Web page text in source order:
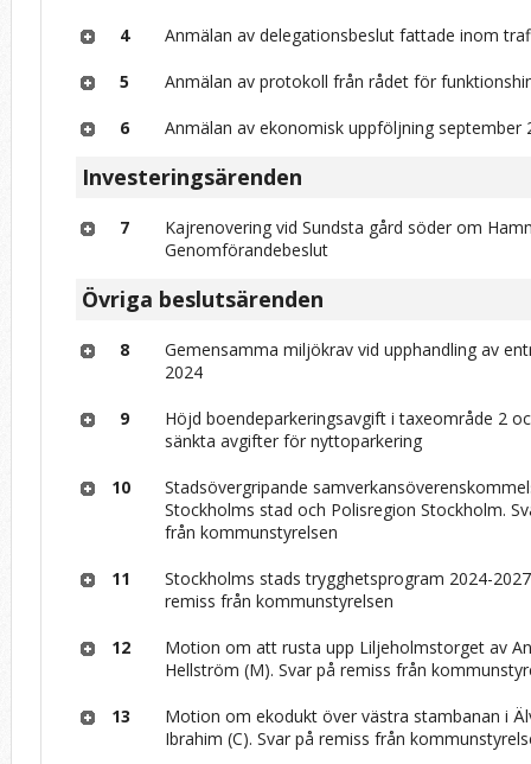
4 Anmälan av delegationsbeslut fattade inom
5 Anmälan av protokoll från rådet för
6 Anmälan av ekonomisk uppföljning september
Investeringsärenden
7
Kajrenovering vid Sundsta gård söder om
Genomförandebeslut
Övriga beslutsärenden
8
Gemensamma miljökrav vid upphandling av
2024
9
Höjd boendeparkeringsavgift i taxeområde 2
sänkta avgifter för nyttoparkering
10
Stadsövergripande
Stockholms stad och Polisregion Stockholm.
från kommunstyrelsen
11
Stockholms stads trygghetsprogram 2024-
remiss från kommunstyrelsen
12
Motion om att rusta upp Liljeholmstorget av
Hellström (M). Svar på remiss från
13
Motion om ekodukt över västra stambanan i
Ibrahim (C). Svar på remiss från